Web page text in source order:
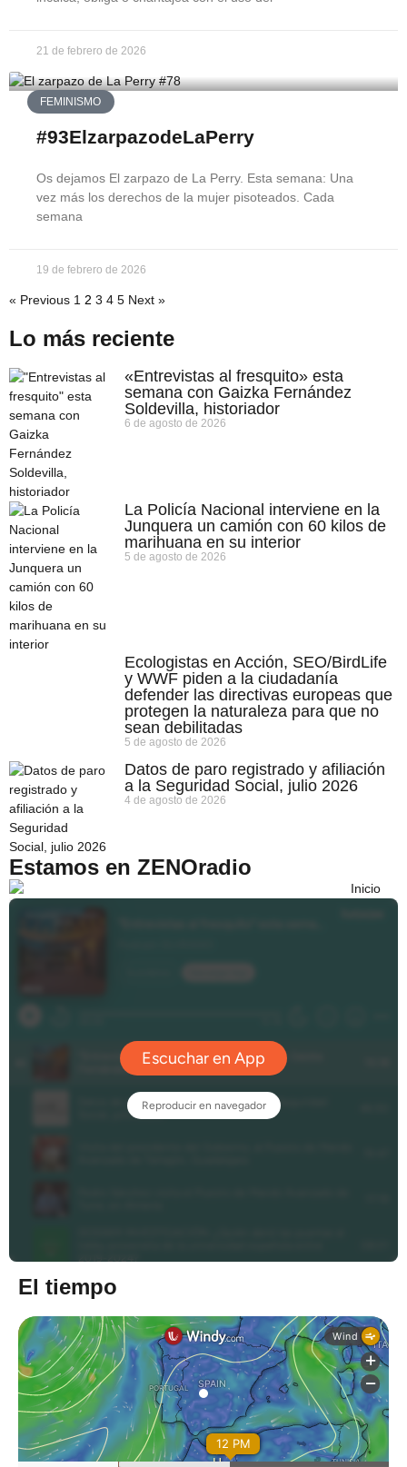
21 de febrero de 2026
FEMINISMO
#93ElzarpazodeLaPerry
Os dejamos El zarpazo de La Perry. Esta semana: Una
vez más los derechos de la mujer pisoteados. Cada
semana
19 de febrero de 2026
« Previous 1 2 3 4 5 Next »
Lo más reciente
«Entrevistas al fresquito» esta
semana con Gaizka Fernández
Soldevilla, historiador
6 de agosto de 2026
La Policía Nacional interviene en la
Junquera un camión con 60 kilos de
marihuana en su interior
5 de agosto de 2026
Ecologistas en Acción, SEO/BirdLife
y WWF piden a la ciudadanía
defender las directivas europeas que
protegen la naturaleza para que no
sean debilitadas
5 de agosto de 2026
Datos de paro registrado y afiliación
a la Seguridad Social, julio 2026
4 de agosto de 2026
Estamos en ZENOradio
El tiempo